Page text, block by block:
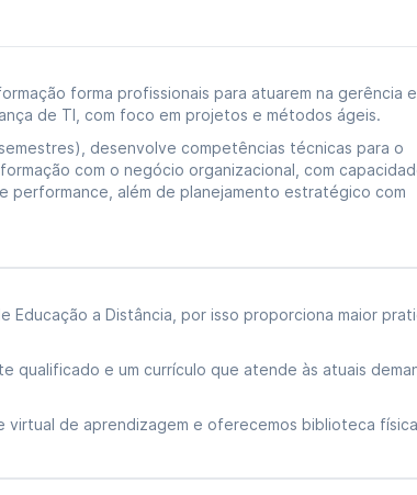
forma profissionais para atuarem na gerência
de TI, com foco em projetos e métodos ágeis.
desenvolve competências técnicas para o
com o negócio organizacional, com
performance, além de planejamento estratégico com
Educação a Distância, por isso proporciona maior
qualificado e um currículo que atende às atuais
virtual de aprendizagem e oferecemos biblioteca